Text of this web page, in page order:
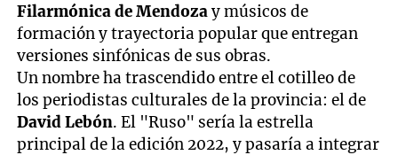
Filarmónica de Mendozay músicos de
formación y trayectoria popular que entregan
versiones sinfónicas de sus obras.
Un nombre ha trascendido entre el cotilleo de
los periodistas culturales de la provincia: el de
David Lebón. El "Ruso" sería la estrella
principal de la edición 2022, y pasaría a integrar